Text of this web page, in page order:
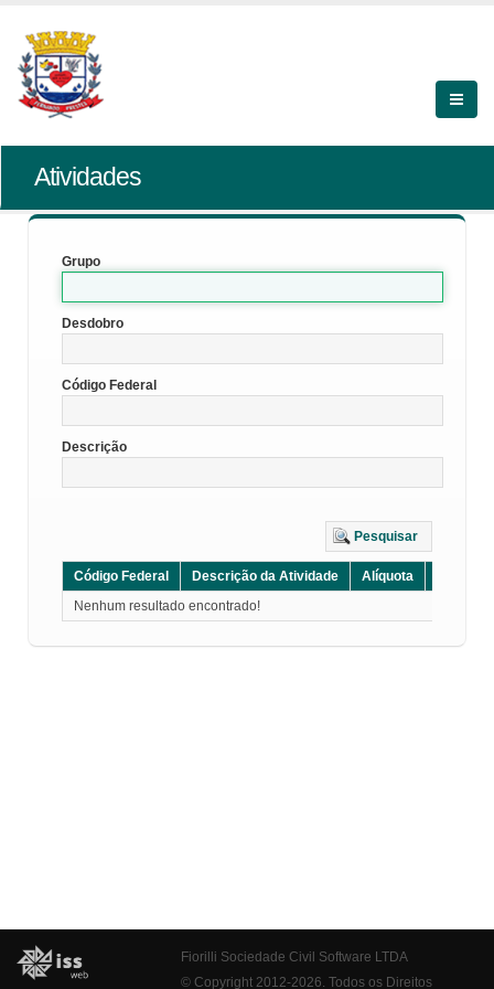
Atividades
Grupo
Desdobro
Código Federal
Descrição
Pesquisar
Código Federal Descrição da Atividade Alíquota
Nenhum resultado encontrado!
Fiorilli Sociedade Civil Software LTDA
© Copyright 2012-2026. Todos os Direitos